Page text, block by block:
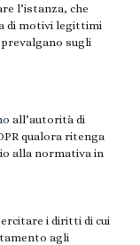
l’istanza, che
di motivi legittimi
sugli
all’autorità di
qualora ritenga
alla normativa in
i diritti di cui
agli